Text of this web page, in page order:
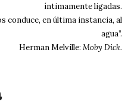
íntimamente ligadas.
conduce, en última instancia, al
agua”.
Herman Melville: Moby Dick.